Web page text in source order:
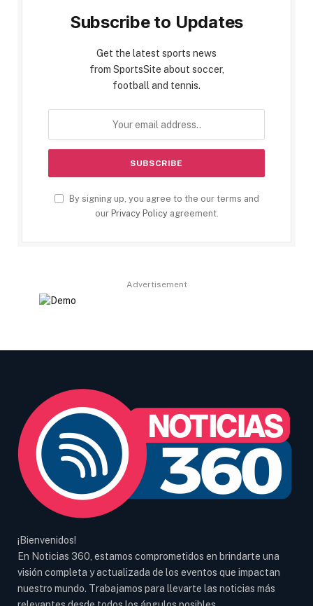
Subscribe to Updates
Get the latest sports news
from SportsSite about soccer,
football and tennis.
By signing up, you agree to the our terms and
our Privacy Policyagreement.
Advertisement
¡Bienvenidos!
En Noticias 360, estamos comprometidos en brindarte una
visión completa y actualizada de los eventos que impactan
nuestro mundo. Trabajamos para llevarte las noticias más